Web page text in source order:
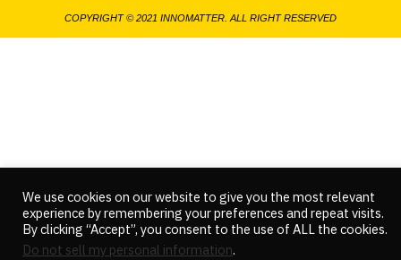
o
o
k
e
r
b
e
COPYRIGHT © 2021 INNOMATTER. ALL RIGHT RESERVED
We use cookies on our website to give you the most relevant
experience by remembering your preferences and repeat visits.
By clicking “Accept”, you consent to the use of ALL the cookies.
Do not sell my personal information.